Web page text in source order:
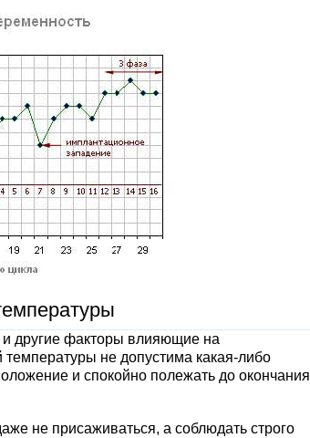
и другие факторы влияющие на
не допустима какая-либо
и спокойно полежать до окончания
не присаживаться, а соблюдать строго